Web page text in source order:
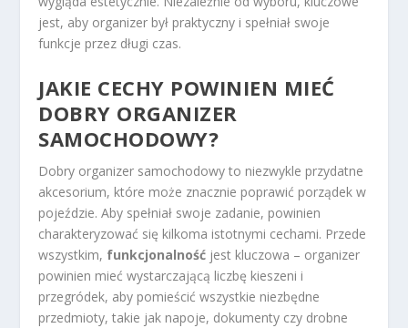
jest, aby organizer był praktyczny i spełniał swoje
funkcje przez długi czas.
JAKIE CECHY POWINIEN MIEĆ
DOBRY ORGANIZER
SAMOCHODOWY?
Dobry organizer samochodowy to niezwykle przydatne
akcesorium, które może znacznie poprawić porządek w
pojeździe. Aby spełniał swoje zadanie, powinien
charakteryzować się kilkoma istotnymi cechami. Przede
wszystkim, funkcjonalność jest kluczowa – organizer
powinien mieć wystarczającą liczbę kieszeni i
przegródek, aby pomieścić wszystkie niezbędne
przedmioty, takie jak napoje, dokumenty czy drobne